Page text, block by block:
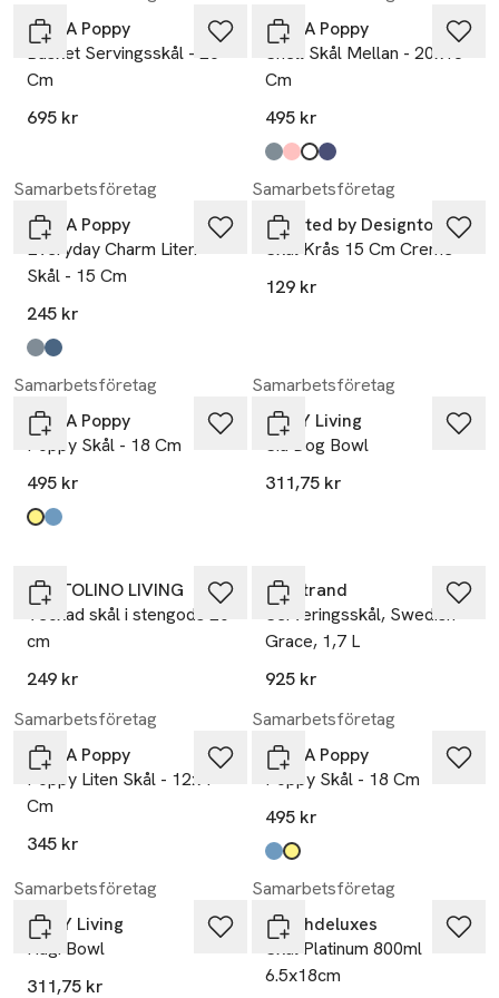
Pick A Poppy
Basket Servingsskål - 26
Cm
695 kr
Pick A Poppy
Shell Skål Mellan - 20x18
Cm
495 kr
Produkten finns i färgerna:
light blue,
dark pink,
offwhite,
dark blue
Samarbetsföretag
Pick A Poppy
Everyday Charm Liten
Skål - 15 Cm
245 kr
Produkten finns i färgerna:
light blue
dark blue
Samarbetsföretag
Created by Designtorget
Skål Krås 15 Cm Creme
129 kr
Samarbetsföretag
Pick A Poppy
Poppy Skål - 18 Cm
495 kr
Produkten finns i färgerna:
yellow
light blue
Samarbetsföretag
OYOY Living
Sia Dog Bowl
311,75 kr
PORTOLINO LIVING
Veckad skål i stengods 20
cm
249 kr
Rörstrand
Serveringsskål, Swedish
Grace, 1,7 L
925 kr
Samarbetsföretag
Pick A Poppy
Poppy Liten Skål - 12x4
Cm
345 kr
Samarbetsföretag
Pick A Poppy
Poppy Skål - 18 Cm
495 kr
Produkten finns i färgerna:
light blue
yellow
Samarbetsföretag
OYOY Living
Hagi Bowl
311,75 kr
Samarbetsföretag
Dutchdeluxes
Skål Platinum 800ml
6.5x18cm